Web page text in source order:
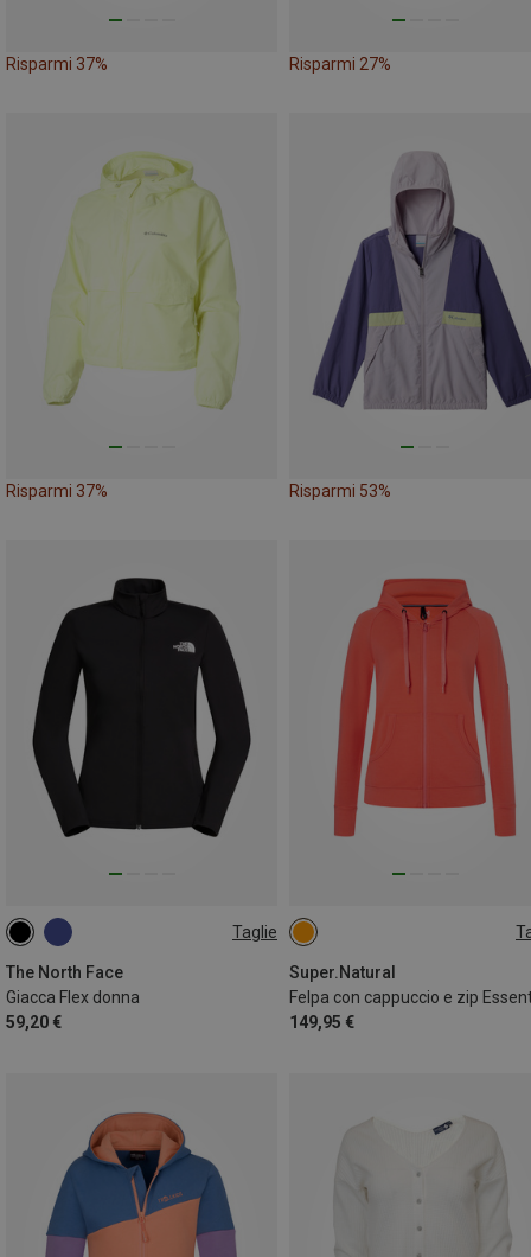
Risparmi 37% Risparmi 27%
Risparmi 37% Risparmi 53%
Taglie
The North Face
Giacca Flex donna
59,20 €
S M
Super.Natural
149,95 €
XS